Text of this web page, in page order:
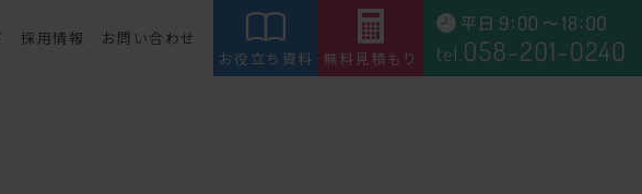
採用情報
お問い合わせ
お役立ち資料 無料見積もり